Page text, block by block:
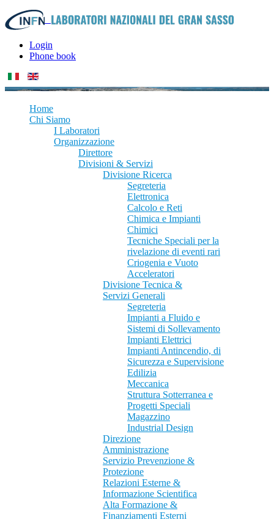
Login
Phone book
Home
Chi Siamo
I Laboratori
Organizzazione
Direttore
Divisioni & Servizi
Divisione Ricerca
Segreteria
Elettronica
Calcolo e Reti
Chimica e Impianti
Chimici
Tecniche Speciali per la
rivelazione di eventi rari
Criogenia e Vuoto
Acceleratori
Divisione Tecnica &
Servizi Generali
Segreteria
Impianti a Fluido e
Sistemi di Sollevamento
Impianti Elettrici
Impianti Antincendio, di
Sicurezza e Supervisione
Edilizia
Meccanica
Struttura Sotterranea e
Progetti Speciali
Magazzino
Industrial Design
Direzione
Amministrazione
Servizio Prevenzione &
Protezione
Relazioni Esterne &
Informazione Scientifica
Alta Formazione &
Finanziamenti Esterni